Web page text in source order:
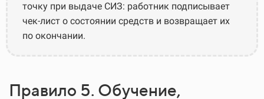
точку при выдаче СИЗ: работник подписывает
чек-лист о состоянии средств и возвращает их
по окончании.
Правило 5. Обучение,